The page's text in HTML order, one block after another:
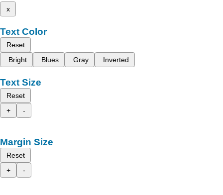
x
Text Color
Reset
Bright
Blues Gray Inverted
Text Size
Reset
+
-
Margin Size
Reset
+
-